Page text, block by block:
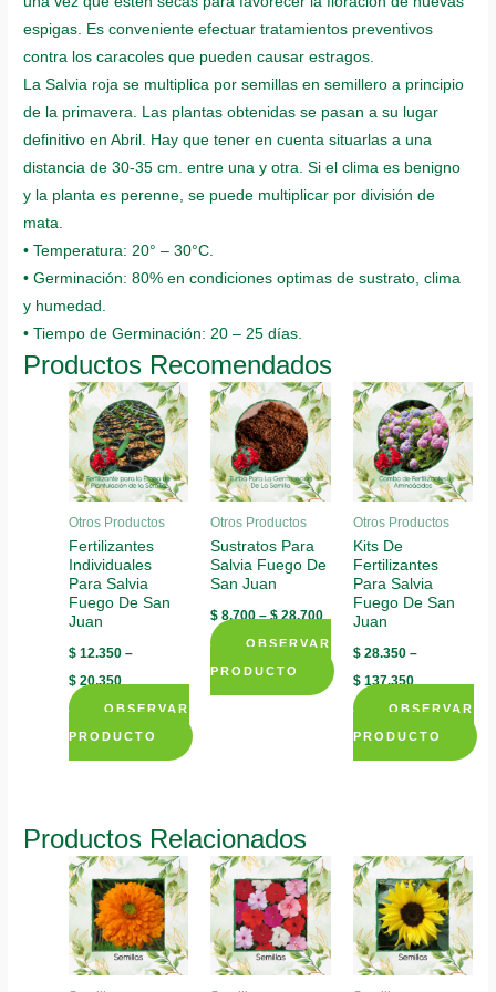
espigas. Es conveniente efectuar tratamientos preventivos
contra los caracoles que pueden causar estragos.
La Salvia roja se multiplica por semillas en semillero a principio
de la primavera. Las plantas obtenidas se pasan a su lugar
definitivo en Abril. Hay que tener en cuenta situarlas a una
distancia de 30-35 cm. entre una y otra. Si el clima es benigno
y la planta es perenne, se puede multiplicar por división de
mata.
• Temperatura: 20° – 30°C.
• Germinación: 80% en condiciones optimas de sustrato, clima
y humedad.
• Tiempo de Germinación: 20 – 25 días.
Productos Recomendados
Otros Productos
Fertilizantes
Individuales
Para Salvia
Fuego De San
Juan
$ 12.350 –
$ 20.350
OBSERVAR
PRODUCTO
This
multiple
variants.
The
options
may
Otros Productos
Sustratos Para
Salvia Fuego De
San Juan
$ 8.700–$28.700
OBSERVAR
PRODUCTO
This
The
options
may
chosen
on
Otros Productos
Kits De
Fertilizantes
Para Salvia
Fuego De San
Juan
$28.350–
$137.350
OBSERVAR
PRODUCTO
This
variants.
The
options
may
Productos Relacionados